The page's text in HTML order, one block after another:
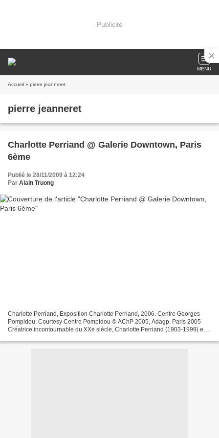
Publicité
MENU
Accueil » pierre jeanneret
pierre jeanneret
Charlotte Perriand @ Galerie Downtown, Paris
6ème
Publié le 28/11/2009 à 12:24
Par Alain Truong
Charlotte Perriand, Exposition Charlotte Perriand, 2006. Centre Georges
Pompidou. Courtesy Centre Pompidou © AChP 2005, Adagp, Paris 2005
Créatrice incontournable du XXe siècle, Charlotte Perriand (1903-1999) est